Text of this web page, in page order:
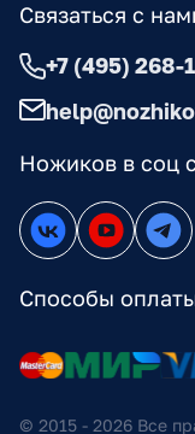
Ножиков в соц
Способы
Связаться с
+7 (495) 268-
© 2015 - 2026 Все